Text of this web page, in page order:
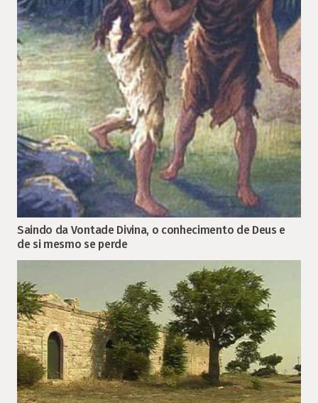
Saindo da Vontade Divina, o conhecimento de Deus e
de si mesmo se perde